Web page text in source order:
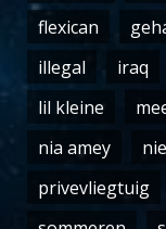
flexican
illegal
iraq
lil kleine
nia amey
privevliegtuig